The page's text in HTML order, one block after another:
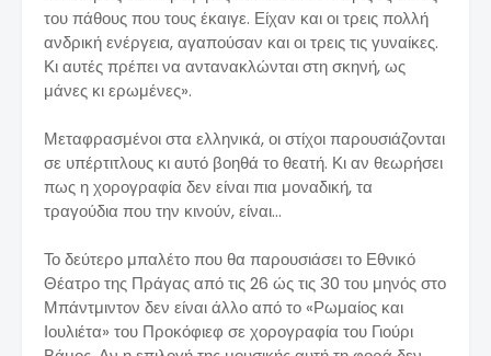
του πάθους που τους έκαιγε. Είχαν και οι τρεις πολλή
ανδρική ενέργεια, αγαπούσαν και οι τρεις τις γυναίκες.
Κι αυτές πρέπει να αντανακλώνται στη σκηνή, ως
μάνες κι ερωμένες».
Μεταφρασμένοι στα ελληνικά, οι στίχοι παρουσιάζονται
σε υπέρτιτλους κι αυτό βοηθά το θεατή. Κι αν θεωρήσει
πως η χορογραφία δεν είναι πια μοναδική, τα
τραγούδια που την κινούν, είναι...
Το δεύτερο μπαλέτο που θα παρουσιάσει το Εθνικό
Θέατρο της Πράγας από τις 26 ώς τις 30 του μηνός στο
Μπάντμιντον δεν είναι άλλο από το «Ρωμαίος και
Ιουλιέτα» του Προκόφιεφ σε χορογραφία του Γιούρι